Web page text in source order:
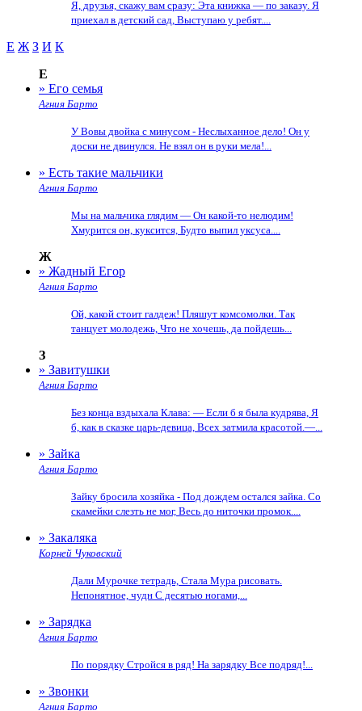
Я, друзья, скажу вам сразу: Эта книжка — по заказу. Я
приехал в детский сад, Выступаю у ребят....
Е Ж З И К
Е
» Его семья
Агния Барто
У Вовы двойка с минусом - Неслыханное дело! Он у
доски не двинулся. Не взял он в руки мела!...
» Есть такие мальчики
Агния Барто
Мы на мальчика глядим — Он какой-то нелюдим!
Хмурится он, куксится, Будто выпил уксуса....
Ж
» Жадный Егор
Агния Барто
Ой, какой стоит галдеж! Пляшут комсомолки. Так
танцует молодежь, Что не хочешь, да пойдешь...
З
» Завитушки
Агния Барто
Без конца вздыхала Клава: — Если б я была кудрява, Я
б, как в сказке царь-девица, Всех затмила красотой.—...
» Зайка
Агния Барто
Зайку бросила хозяйка - Под дождем остался зайка. Со
скамейки слезть не мог, Весь до ниточки промок....
» Закаляка
Корней Чуковский
Дали Мурочке тетрадь, Стала Мура рисовать.
Непонятное, чудн С десятью ногами,...
» Зарядка
Агния Барто
По порядку Стройся в ряд! На зарядку Все подряд!...
» Звонки
Агния Барто